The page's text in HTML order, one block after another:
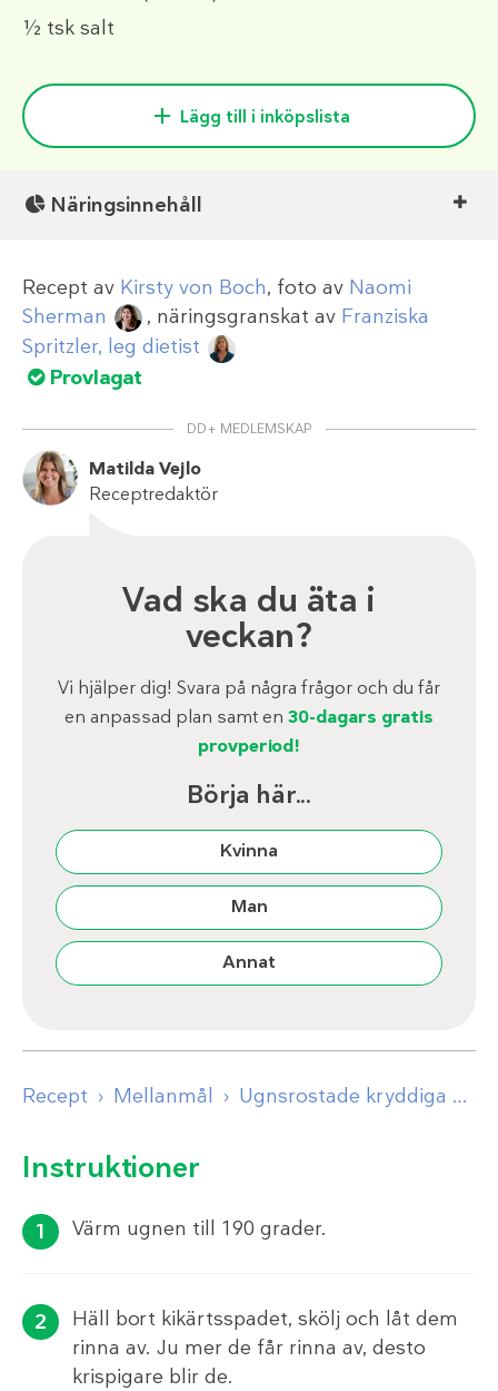
½ tsk salt
Lägg till i inköpslista
Näringsinnehåll
Recept av Kirsty von Boch, foto av Naomi
Sherman
, näringsgranskat av Franziska
Spritzler, leg dietist
Provlagat
DD+ MEDLEMSKAP
Matilda Vejlo
Receptredaktör
Vad ska du äta i
veckan?
Vi hjälper dig! Svara på några frågor och du får
en anpassad plan samt en 30-dagars gratis
provperiod!
Börja här...
Kvinna
Man
Annat
Recept Mellanmål Ugnsrostade kryddiga kikärtor
Instruktioner
Värm ugnen till 190 grader.
Häll bort kikärtsspadet, skölj och låt dem
rinna av. Ju mer de får rinna av, desto
krispigare blir de.